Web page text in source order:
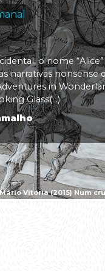
Mário Vitória (2015) Num
o nome
narrativas nonsense
in
Glass(...)